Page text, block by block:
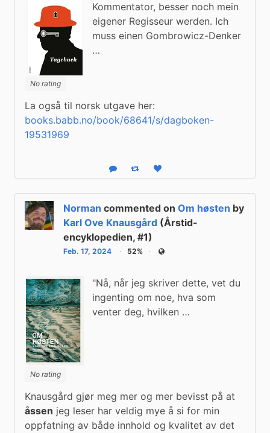
No rating
Kommentator, besser noch mein
eigener Regisseur werden. Ich
muss einen Gombrowicz-Denker
…
books.babb.no/book/68641/s/dagboken-
19531969
Reply Boost statusLike status
Norman commented on Om høsten by
Karl Ove Knausgård (Årstid-
encyklopedien, #1)
Feb. 17, 2024 52% Public
No rating
"Nå, når jeg skriver dette, vet du
ingenting om noe, hva som
venter deg, hvilken …
åssen jeg leser har veldig mye å si for min
oppfatning av både innhold og kvalitet av det